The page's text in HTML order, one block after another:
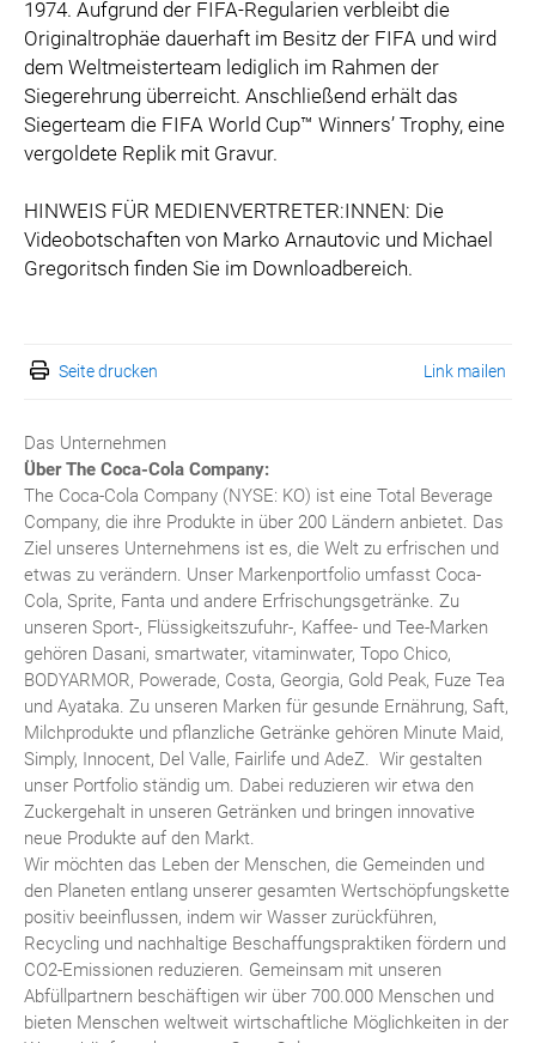
1974. Aufgrund der FIFA-Regularien verbleibt die
Originaltrophäe dauerhaft im Besitz der FIFA und wird
dem Weltmeisterteam lediglich im Rahmen der
Siegerehrung überreicht. Anschließend erhält das
Siegerteam die FIFA World Cup™ Winners’ Trophy, eine
vergoldete Replik mit Gravur.
HINWEIS FÜR MEDIENVERTRETER:INNEN: Die
Videobotschaften von Marko Arnautovic und Michael
Gregoritsch finden Sie im Downloadbereich.
Seite drucken Link mailen
Das Unternehmen
Über The Coca-Cola Company:
The Coca-Cola Company (NYSE: KO) ist eine Total Beverage
Company, die ihre Produkte in über 200 Ländern anbietet. Das
Ziel unseres Unternehmens ist es, die Welt zu erfrischen und
etwas zu verändern. Unser Markenportfolio umfasst Coca-
Cola, Sprite, Fanta und andere Erfrischungsgetränke. Zu
unseren Sport-, Flüssigkeitszufuhr-, Kaffee- und Tee-Marken
gehören Dasani, smartwater, vitaminwater, Topo Chico,
BODYARMOR, Powerade, Costa, Georgia, Gold Peak, Fuze Tea
und Ayataka. Zu unseren Marken für gesunde Ernährung, Saft,
Milchprodukte und pflanzliche Getränke gehören Minute Maid,
Simply, Innocent, Del Valle, Fairlife und AdeZ. Wir gestalten
unser Portfolio ständig um. Dabei reduzieren wir etwa den
Zuckergehalt in unseren Getränken und bringen innovative
neue Produkte auf den Markt.
Wir möchten das Leben der Menschen, die Gemeinden und
den Planeten entlang unserer gesamten Wertschöpfungskette
positiv beeinflussen, indem wir Wasser zurückführen,
Recycling und nachhaltige Beschaffungspraktiken fördern und
CO2-Emissionen reduzieren. Gemeinsam mit unseren
Abfüllpartnern beschäftigen wir über 700.000 Menschen und
bieten Menschen weltweit wirtschaftliche Möglichkeiten in der